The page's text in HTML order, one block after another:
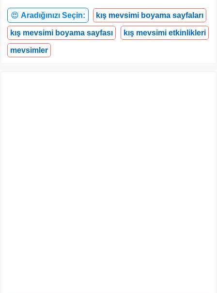
😍 Aradığınızı Seçin: kış mevsimi boyama sayfaları
kış mevsimi boyama sayfası kış mevsimi etkinlikleri
mevsimler